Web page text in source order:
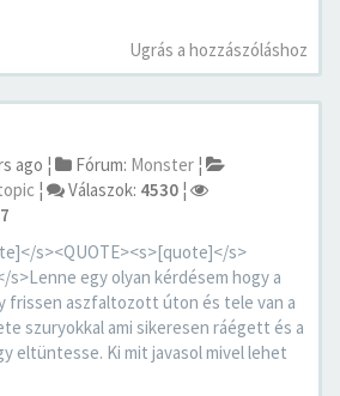
Ugrás a hozzászóláshoz
ago ¦ Fórum: Monster ¦
¦ Válaszok: 4530 ¦
s><QUOTE><s>[quote]</s>
s>Lenne egy olyan kérdésem hogy a
frissen aszfaltozott úton és tele van a
szuryokkal ami sikeresen ráégett és a
eltüntesse. Ki mit javasol mivel lehet